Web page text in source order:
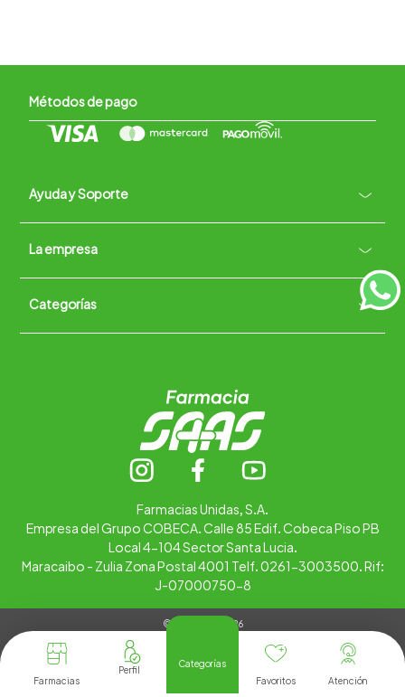
Farmacias
Categorías
Favoritos
Atención
Métodos de pago
Ayuda y Soporte +
Contacto vía WhatsApp
Términos y condiciones
La empresa +
Quiénes somos
Trabaja con nosotros
Categorías +
Farmacias Unidas, S.A.
Empresa del Grupo COBECA. Calle 85 Edif. Cobeca Piso PB
Local 4-104 Sector Santa Lucia.
Maracaibo - Zulia Zona Postal 4001 Telf. 0261-3003500. Rif:
J-07000750-8
© Copyright 2026
Tienda Virtual desarrollada por